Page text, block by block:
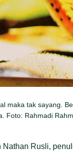
maka tak sayang.
Foto: Rahmadi
Nathan Rusli,